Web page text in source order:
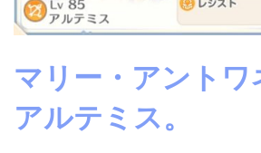
マリー・アントワ
アルテミス。